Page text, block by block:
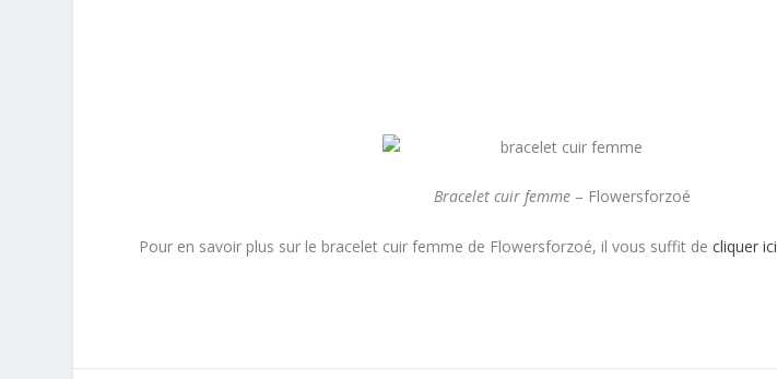
Bracelet cuir femme – Flowersforzoé
Pour en savoir plus sur le bracelet cuir femme de Flowersforzoé, il vous suffit decliquer ici